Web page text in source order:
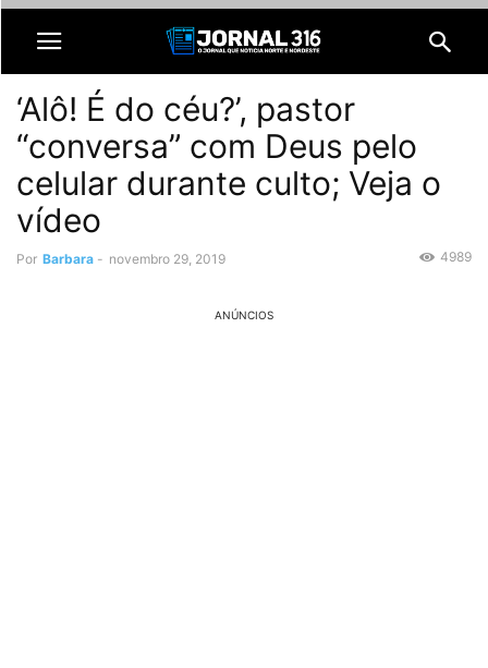
‘Alô! É do céu?’, pastor
“conversa” com Deus pelo
celular durante culto; Veja o
vídeo
Por Barbara - novembro 29, 2019 4989
ANÚNCIOS